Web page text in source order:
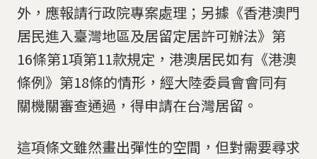
外，應報請行政院專案處理；另據《香港澳門
居民進入臺灣地區及居留定居許可辦法》第
16條第1項第11款規定，港澳居民如有《港澳
條例》第18條的情形，經大陸委員會會同有
關機關審查通過，得申請在台灣居留。
這項條文雖然畫出彈性的空間，但對需要尋求